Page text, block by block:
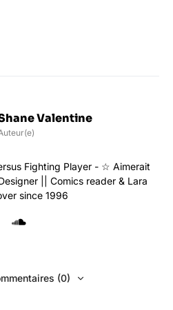
Valentine
Fighting Player - ☆ Aimerait
|| Comics reader & Lara
since 1996
(0)